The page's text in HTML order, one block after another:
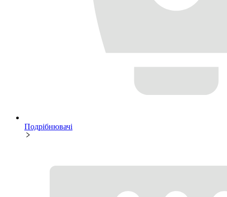
Подрібнювачі